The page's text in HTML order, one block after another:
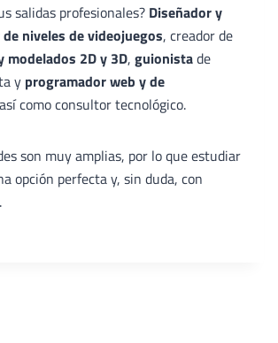
salidas profesionales? Diseñador y
niveles de videojuegos, creador de
modelados 2D y 3D, guionistade
y programador web y de
como consultor tecnológico.
son muy amplias, por lo que estudiar
opción perfecta y, sin duda, con